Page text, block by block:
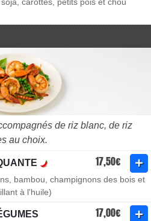
de riz blanc, de riz
au choix.
17,50€
bambou, champignons des bois et
à l'huile)
17,00€